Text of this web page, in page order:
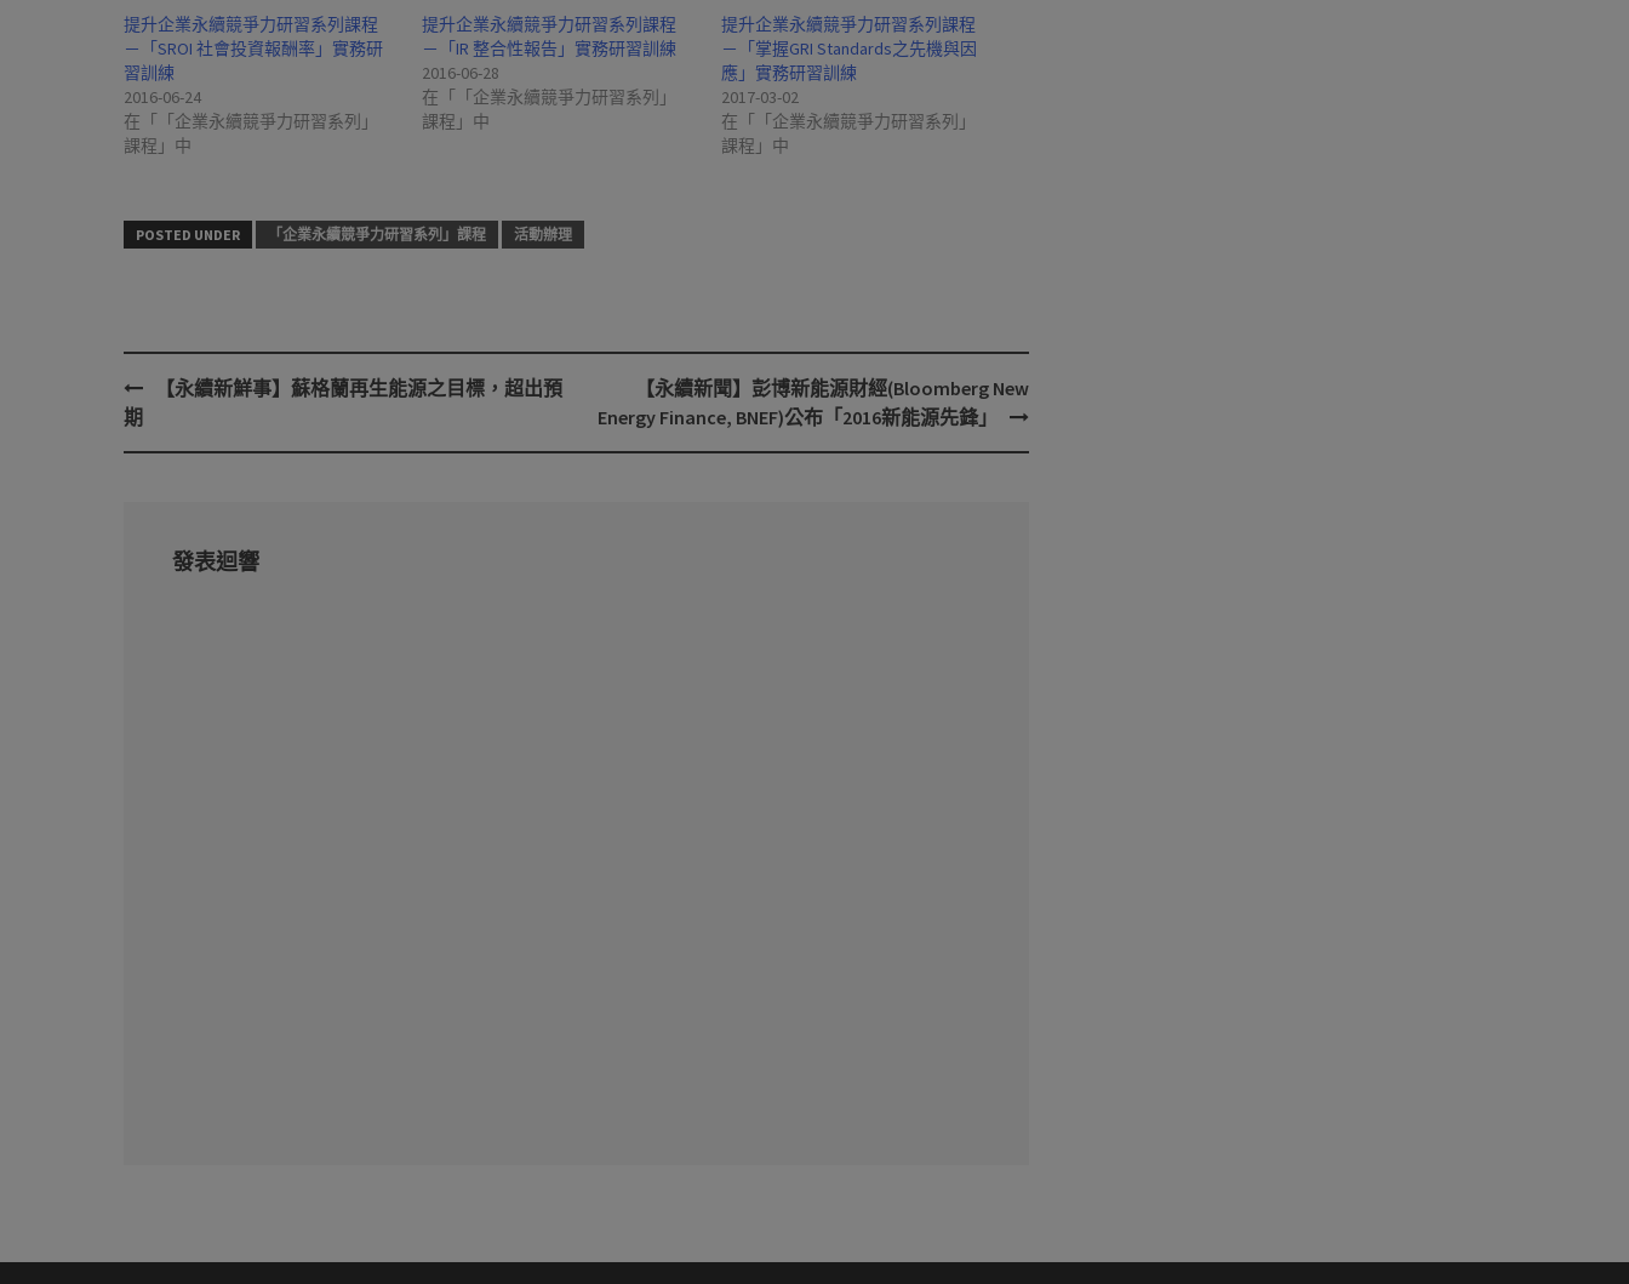
提升企業永續競爭力研習系列課程
－「SROI 社會投資報酬率」實務研
習訓練
2016-06-24
在「「企業永續競爭力研習系列」
課程」中
提升企業永續競爭力研習系列課程
－「IR 整合性報告」實務研習訓練
2016-06-28
在「「企業永續競爭力研習系列」
課程」中
提升企業永續競爭力研習系列課程
－「掌握GRI Standards之先機與因
應」實務研習訓練
2017-03-02
在「「企業永續競爭力研習系列」
課程」中
POSTED UNDER 「企業永續競爭力研習系列」課程 活動辦理
Post
navigation
【永續新鮮事】蘇格蘭再生能源之目標，超出預
期
【永續新聞】彭博新能源財經(Bloomberg New
Energy Finance, BNEF)公布「2016新能源先鋒」
發表迴響